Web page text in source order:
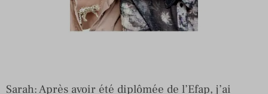
Sarah: Après avoir été diplômée de l’Efap, j’ai